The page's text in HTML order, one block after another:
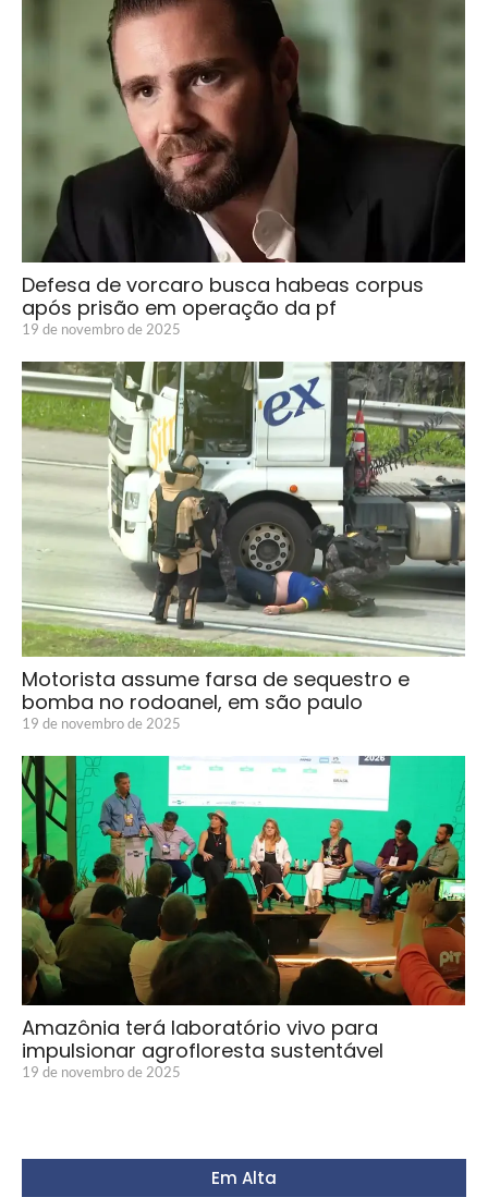
Defesa de vorcaro busca habeas corpus
após prisão em operação da pf
19 de novembro de 2025
Motorista assume farsa de sequestro e
bomba no rodoanel, em são paulo
19 de novembro de 2025
Amazônia terá laboratório vivo para
impulsionar agrofloresta sustentável
19 de novembro de 2025
Em Alta